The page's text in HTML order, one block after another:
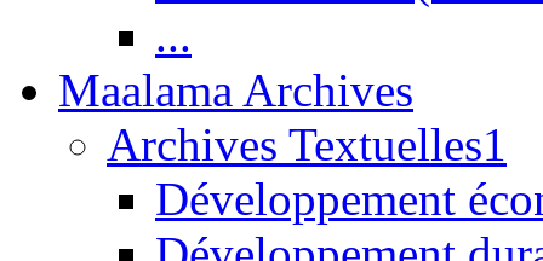
...
Maalama Archives
Archives Textuelles1
Développement